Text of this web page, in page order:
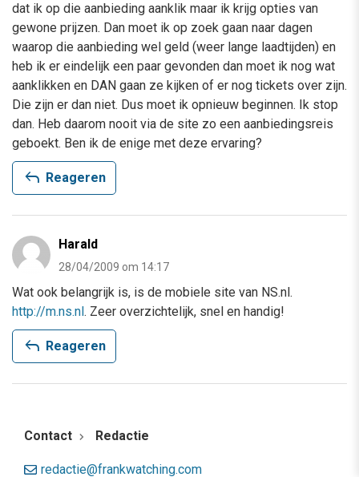
dat ik op die aanbieding aanklik maar ik krijg opties van
gewone prijzen. Dan moet ik op zoek gaan naar dagen
waarop die aanbieding wel geld (weer lange laadtijden) en
heb ik er eindelijk een paar gevonden dan moet ik nog wat
aanklikken en DAN gaan ze kijken of er nog tickets over zijn.
Die zijn er dan niet. Dus moet ik opnieuw beginnen. Ik stop
dan. Heb daarom nooit via de site zo een aanbiedingsreis
geboekt. Ben ik de enige met deze ervaring?
reply Reageren
Harald
28/04/2009 om 14:17
Wat ook belangrijk is, is de mobiele site van NS.nl.
http://m.ns.nl. Zeer overzichtelijk, snel en handig!
reply Reageren
Contact Redactie
redactie@frankwatching.com